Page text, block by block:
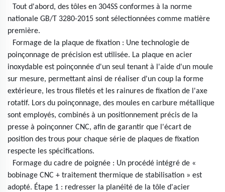
Tout d'abord, des tôles en 304SS conformes à la norme
nationale GB/T 3280-2015 sont sélectionnées comme matière
première.
Formage de la plaque de fixation : Une technologie de
poinçonnage de précision est utilisée. La plaque en acier
inoxydable est poinçonnée d'un seul tenant à l'aide d'un moule
sur mesure, permettant ainsi de réaliser d'un coup la forme
extérieure, les trous filetés et les rainures de fixation de l'axe
rotatif. Lors du poinçonnage, des moules en carbure métallique
sont employés, combinés à un positionnement précis de la
presse à poinçonner CNC, afin de garantir que l'écart de
position des trous pour chaque série de plaques de fixation
respecte les spécifications.
Formage du cadre de poignée : Un procédé intégré de «
bobinage CNC + traitement thermique de stabilisation » est
adopté. Étape 1 : redresser la planéité de la tôle d'acier